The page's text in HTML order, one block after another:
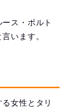
ス・ボルト
います。
女性とタリ